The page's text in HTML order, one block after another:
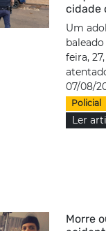
cidade
Um
feira,
07/08/
Policial
Ler
Morre